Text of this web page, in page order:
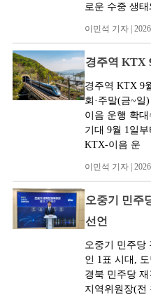
로운 수중 생
이민석 기자 |
경주역 KTX
경주역 KTX 9
회·주말(금~
이음 운행 확
기대 9월 1일
KTX-이음 운
이민석 기자 |
오중기 민주
선언
오중기 민주당
인 1표 시대,
경북 민주당
지역위원장(전